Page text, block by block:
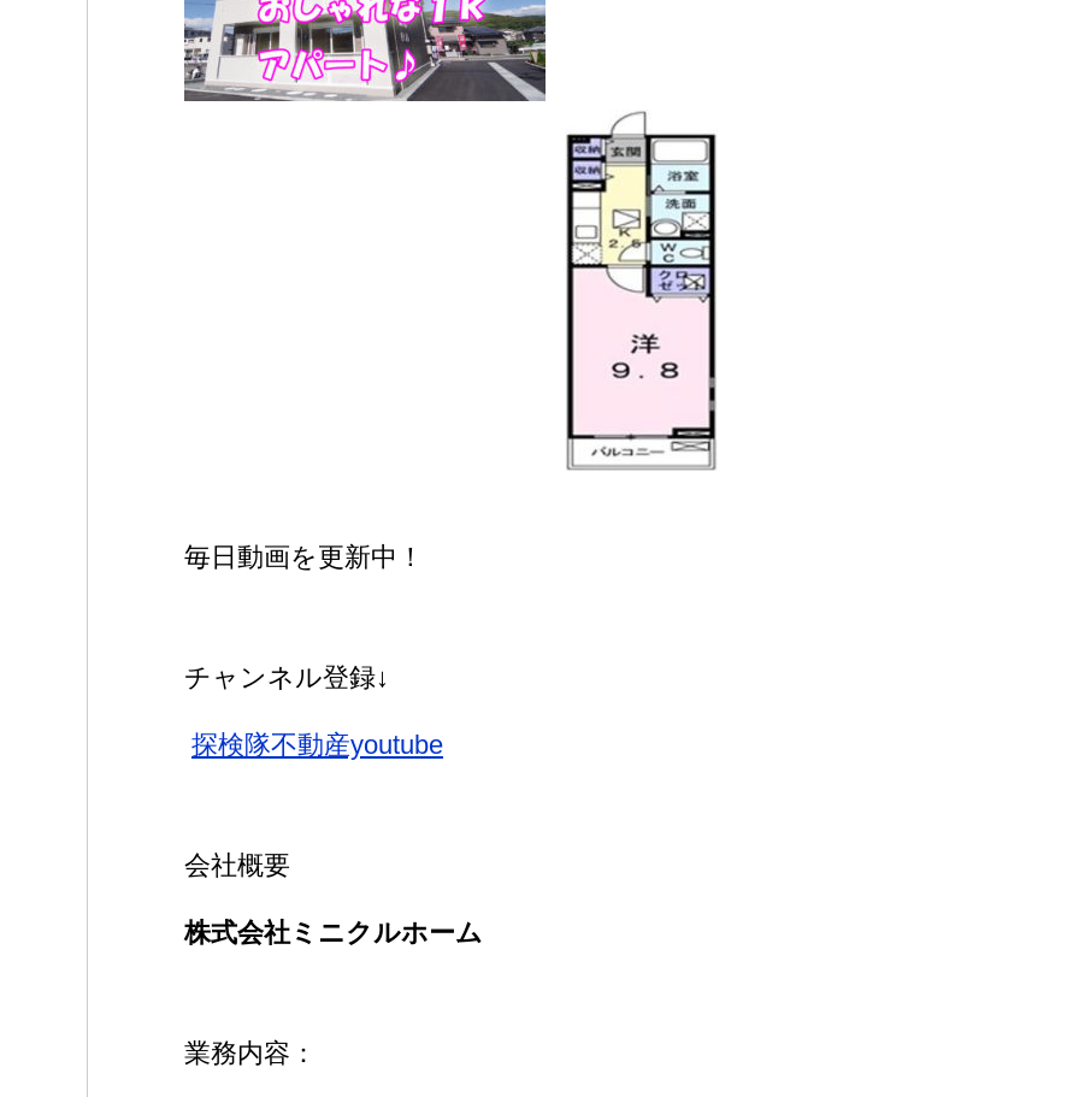
毎日動画を更新中！
チャンネル登録↓
探検隊不動産youtube
会社概要
株式会社ミニクルホーム
業務内容：